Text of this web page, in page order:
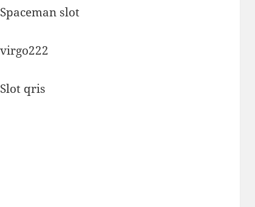
Spaceman slot
virgo222
Slot qris